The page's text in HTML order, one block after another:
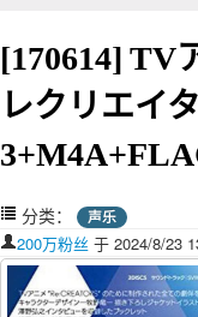
[170614] TV
レクリエイ
分类： 声乐
200万粉丝 于 2024/8/23